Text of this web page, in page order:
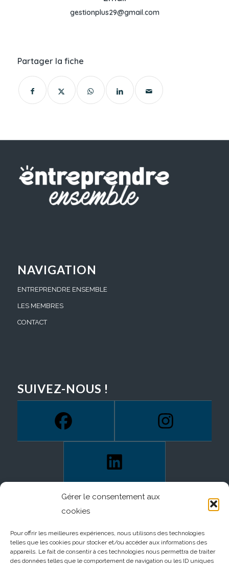
Gérer le consentement aux
cookies
Pour offrir les meilleures expériences, nous utilisons des technologies
telles que les cookies pour stocker et/ou accéder aux informations des
appareils. Le fait de consentir à ces technologies nous permettra de traiter
des données telles que le comportement de navigation ou les ID uniques
gestionplus29@gmail.com
Partager la fiche
NAVIGATION
ENTREPRENDRE ENSEMBLE
LES MEMBRES
CONTACT
SUIVEZ-NOUS !